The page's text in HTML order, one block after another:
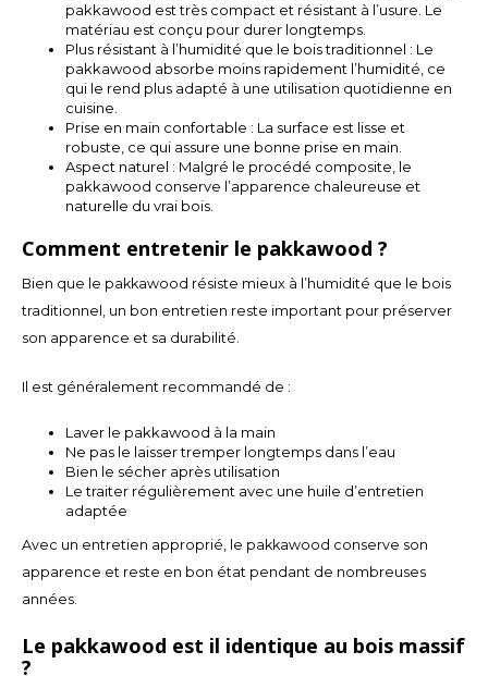
pakkawood est très compact et résistant à l’usure. Le
matériau est conçu pour durer longtemps.
Plus résistant à l’humidité que le bois traditionnel : Le
pakkawood absorbe moins rapidement l’humidité, ce
qui le rend plus adapté à une utilisation quotidienne en
cuisine.
Prise en main confortable : La surface est lisse et
robuste, ce qui assure une bonne prise en main.
Aspect naturel : Malgré le procédé composite, le
pakkawood conserve l’apparence chaleureuse et
naturelle du vrai bois.
Comment entretenir le pakkawood ?
Bien que le pakkawood résiste mieux à l’humidité que le bois
traditionnel, un bon entretien reste important pour préserver
son apparence et sa durabilité.
Il est généralement recommandé de :
Laver le pakkawood à la main
Ne pas le laisser tremper longtemps dans l’eau
Bien le sécher après utilisation
Le traiter régulièrement avec une huile d’entretien
adaptée
Avec un entretien approprié, le pakkawood conserve son
apparence et reste en bon état pendant de nombreuses
années.
Le pakkawood est il identique au bois massif
?